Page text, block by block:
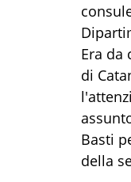
Era da
di
Basti
della